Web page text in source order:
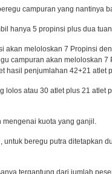
campuran yang nantinya
hanya 5 propinsi plus dua
akan meloloskan 7 Propinsi
campuran akan meloloskan
hasil penjumlahan 42+21 atlet
lolos atau 30 atlet plus 21 atlet
kuota yang ganjil.
beregu putra ditetapkan
tergantung dari jumlah